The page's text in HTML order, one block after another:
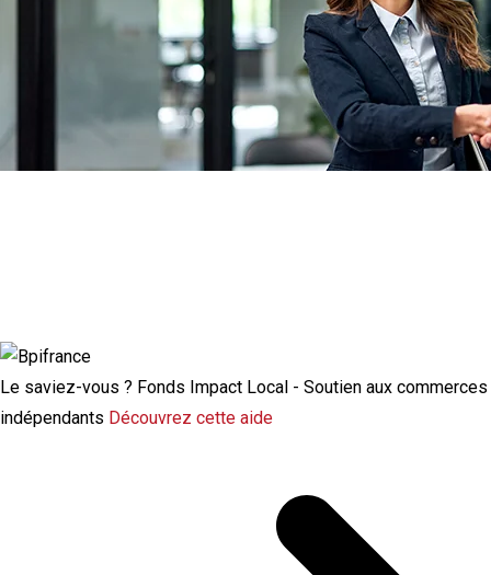
Le saviez-vous ? Fonds Impact Local - Soutien aux commerces
indépendants Découvrez cette aide